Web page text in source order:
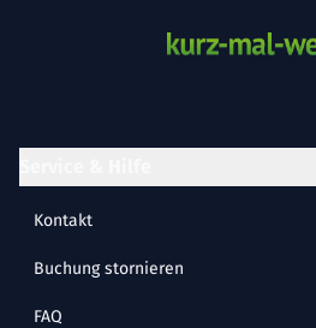
Kontakt
Buchung stornieren
FAQ